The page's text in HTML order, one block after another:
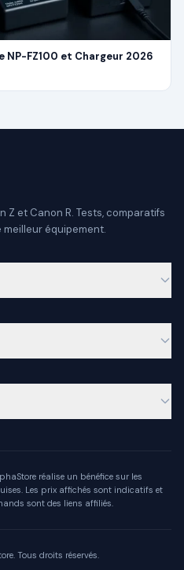
FZ100 et Chargeur 2026
Z et Canon R. Tests, comparatifs
équipement.
réalise un bénéfice sur les
Les prix affichés sont indicatifs et
sont des liens affiliés.
Tous droits réservés.